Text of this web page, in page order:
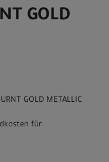
GOLD
GOLD METALLIC
für